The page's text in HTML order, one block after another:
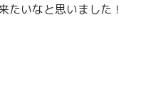
たいなと思いました！